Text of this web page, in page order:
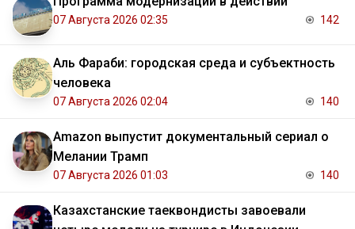
07 Августа 2026 02:35 142
Аль Фараби: городская среда и субъектность
человека
07 Августа 2026 02:04 140
Amazon выпустит документальный сериал о
Мелании Трамп
07 Августа 2026 01:03 140
Казахстанские таеквондисты завоевали